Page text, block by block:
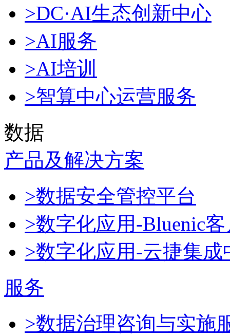
>DC·AI生态创新中心
>AI服务
>AI培训
>智算中心运营服务
数据
产品及解决方案
>数据安全管控平台
>数字化应用-Bluenic
>数字化应用-云捷集成
服务
>数据治理咨询与实施